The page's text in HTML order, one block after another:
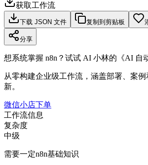
获取工作流
下载 JSON 文件 复制到剪贴板
分享
想系统掌握 n8n？试试 AI 小林的《AI 自
从零构建企业级工作流，涵盖部署、案
新。
微信小店下单
工作流信息
复杂度
中级
需要一定n8n基础知识